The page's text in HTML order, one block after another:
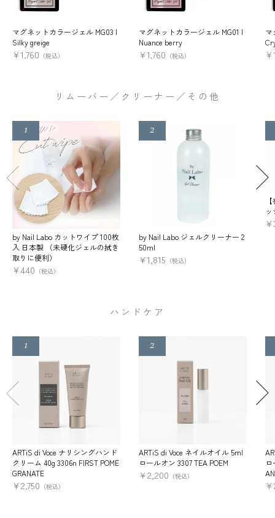
マグネットカラージェル MG03 |
Silky greige
¥1,760 （税込）
マグネットカラージェル MG01 |
Nuance berry
¥1,760 （税込）
マ
¥
リムーバー／クリーナー／その他
by Nail Labo カットワイプ 100枚
入 日本製 （未硬化ジェルの拭き
取りに便利）
¥440 （税込）
by Nail Labo ジェルクリーナー 2
50ml
¥1,815 （税込）
¥
ハンドケア
ARTiS di Voce ナリシングハンド
クリーム 40g 3306n FIRST POME
GRANATE
¥2,750 （税込）
ARTiS di Voce ネイルオイル 5ml
ロールオン 3307 TEA POEM
¥2,200 （税込）
¥